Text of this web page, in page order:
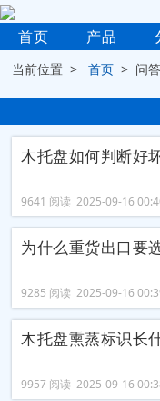
首页 产品
当前位置 >首页 > 问答
木托盘如何判断好
9641 阅读 2025-09-16
为什么重货出口要
9285 阅读 2025-09-16
木托盘熏蒸标识长
9957 阅读 2025-09-16